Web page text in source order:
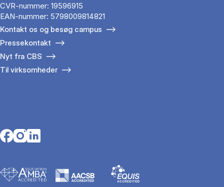
CVR-nummer: 19596915
EAN-nummer: 5798009814821
Kontakt os og besøg campus
Pressekontakt
Nyt fra CBS
Til virksomheder
Opens in a new tab
Opens in a new tab
Opens in a new tab